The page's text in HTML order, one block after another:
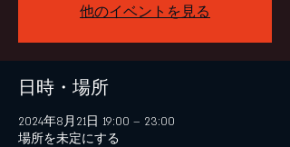
他のイベントを見る
日時・場所
2024年8月21日 19:00 – 23:00
場所を未定にする